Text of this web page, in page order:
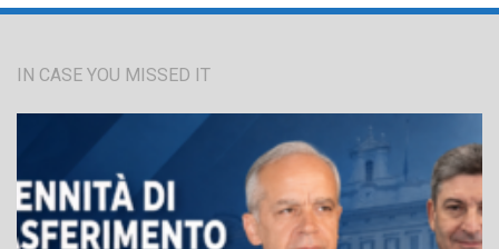
IN CASE YOU MISSED IT